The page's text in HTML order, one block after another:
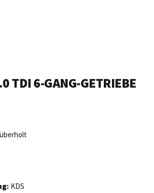
TDI 6-GANG-GETRIEBE
KDS